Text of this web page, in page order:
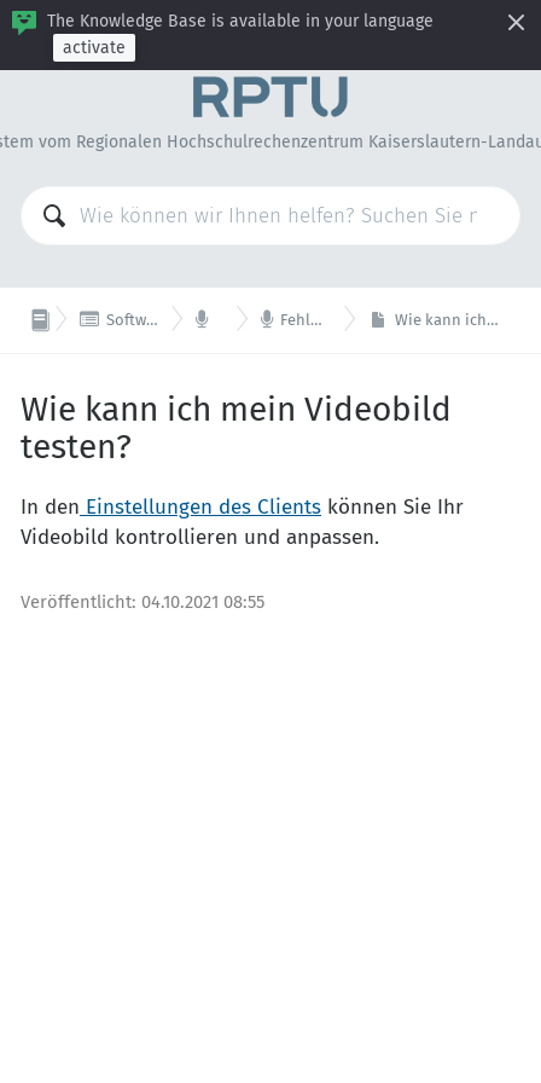
The Knowledge Base is available in your language
activate
vom Regionalen Hochschulrechenzentrum Kaiserslautern-
 Software & Lizenzen  Zoom  Fehlerbeseitigung Wie kann ich mein Videobild testen?
Wie kann ich mein Videobild
testen?
In den Einstellungen des Clients können Sie Ihr
Videobild kontrollieren und anpassen.
Veröffentlicht: 04.10.2021 08:55